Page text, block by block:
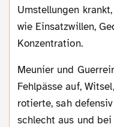
Umstellungen
wie Einsatzwillen,
Konzentration.
Meunier und Guerreiro fielen vor allem durch
Fehlpässe auf,
rotierte, sah
schlecht aus und